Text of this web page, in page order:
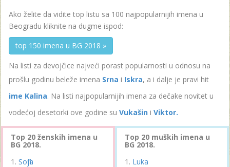
Ako želite da vidite top listu sa 100 najpopularnijih imena u
Beogradu kliknite na dugme ispod:
top 150 imena u BG 2018 »
Na listi za devojčice najveći porast popularnosti u odnosu na
prošlu godinu beleže imena Srna i Iskra, a i dalje je pravi hit
ime Kalina. Na listi najpopularnijih imena za dečake novitet u
vodećoj desetorki ove godine su Vukašin i Viktor.
Top 20 ženskih imena u
BG 2018.
Sofija
Top 20 muških imena u
BG 2018.
Luka